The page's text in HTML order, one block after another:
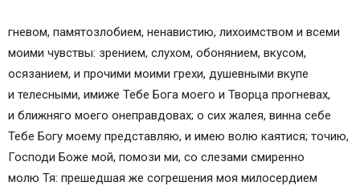
гневом, памятозлобием, ненавистию, лихоимством и всеми
моими чувствы: зрением, слухом, обонянием, вкусом,
осязанием, и прочими моими грехи, душевными вкупе
и телесными, имиже Тебе Бога моего и Творца прогневах,
и ближняго моего онеправдовах; о сих жалея, винна себе
Тебе Богу моему представляю, и имею волю каятися; точию,
Господи Боже мой, помози ми, со слезами смиренно
молю Тя: прешедшая же согрешения моя милосердием